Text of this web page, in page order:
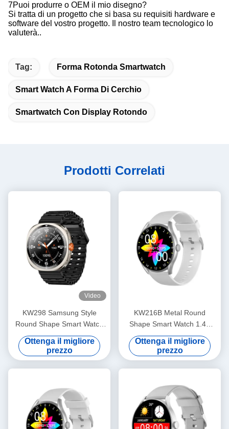
7Puoi produrre o OEM il mio disegno?
Si tratta di un progetto che si basa su requisiti hardware e
software del vostro progetto. Il nostro team tecnologico lo
valuterà..
Tag: Forma Rotonda Smartwatch
Smart Watch A Forma Di Cerchio
Smartwatch Con Display Rotondo
Prodotti Correlati
Video
KW298 Samsung Style
Round Shape Smart Watch
Fitness Tracker da 1,43
pollici
Ottenga il migliore
prezzo
KW216B Metal Round
Shape Smart Watch 1.43
Inch Round Dial Smart
Watch stile
Ottenga il migliore
prezzo